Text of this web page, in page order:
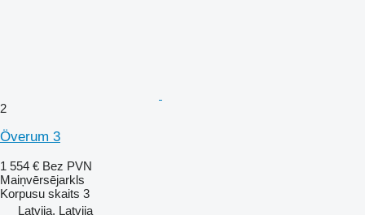
2
Överum 3
1 554 € Bez PVN
Maiņvērsējarkls
Korpusu skaits 3
Latvija, Latvija